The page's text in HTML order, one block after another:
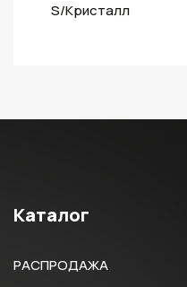
S/Кристалл
Каталог
РАСПРОДАЖА